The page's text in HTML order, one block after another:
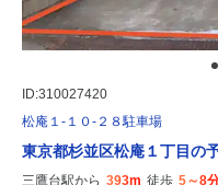
ID:310027420
松庵１-１０-２８駐車場
東京都杉並区松庵１丁目の
三鷹台駅から 393m 徒歩 5～8